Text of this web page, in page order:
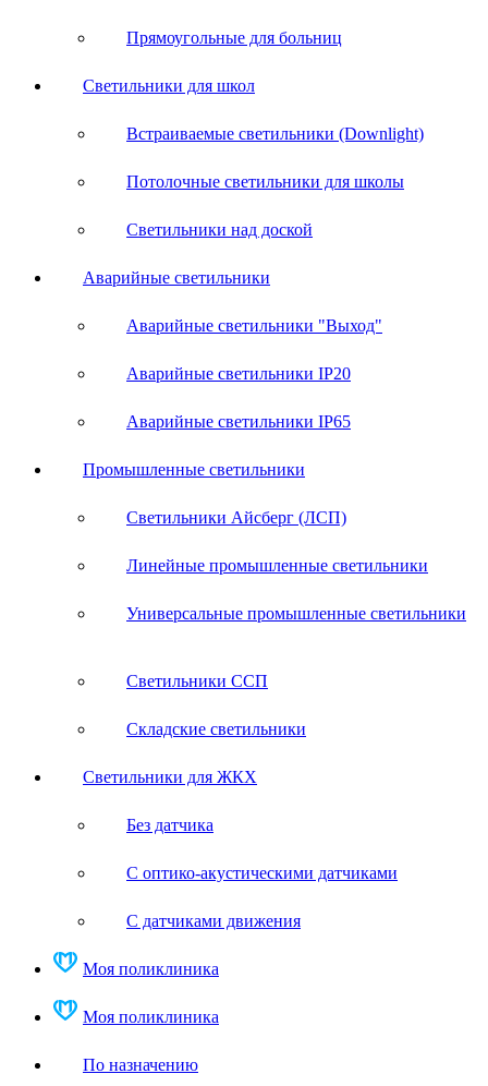
Прямоугольные для больниц
Светильники для школ
Встраиваемые светильники (Downlight)
Потолочные светильники для школы
Светильники над доской
Аварийные светильники
Аварийные светильники "Выход"
Аварийные светильники IP20
Аварийные светильники IP65
Промышленные светильники
Светильники Айсберг (ЛСП)
Линейные промышленные светильники
Универсальные промышленные светильники
Светильники ССП
Складские светильники
Светильники для ЖКХ
Без датчика
С оптико-акустическими датчиками
С датчиками движения
Моя поликлиника
Моя поликлиника
По назначению